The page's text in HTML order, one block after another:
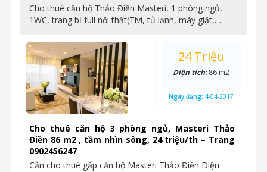
Cho thuê căn hộ Thảo Điền Masteri, 1 phòng ngủ,
1WC, trang bị full nội thất(Tivi, tủ lạnh, máy giặt,…
Cho thuê căn hộ 3 phòng ngủ, Masteri Thảo
Điền 86 m2 , tầm nhìn sông, 24 triệu/th – Trang
0902456247
Cần cho thuê gấp căn hộ Masteri Thảo Điền Diện
24 Triệu
Diện tích:86 m2
Ngày đăng: 4-04-2017